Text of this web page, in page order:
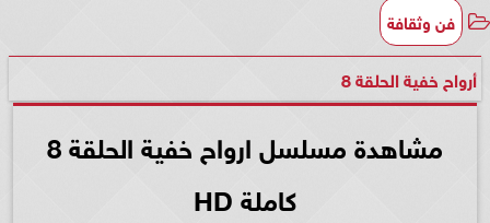
فن وثقافة
أرواح خفية الحلقة 8
مشاهدة مسلسل ارواح خفية الحلقة 8
كاملة HD